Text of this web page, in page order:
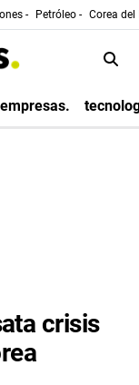
- Petróleo - Corea
empresas.
crisis